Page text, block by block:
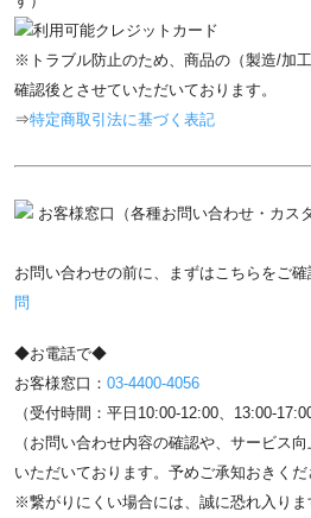
※トラブル防止のため、商品の（製造/加
確認後とさせていただいております。
⇒特定商取引法に基づく表記
お客様窓口（各種お問い合わせ・カス
お問い合わせの前に、まずはこちらをご
問
◆お電話で◆
お客様窓口： 03-4400-4056
（受付時間：平日10:00-12:00、13:00-17:00
（お問い合わせ内容の確認や、サービス
いただいております。予めご承知おきくだ
※繋がりにくい場合には、誠に恐れ入り